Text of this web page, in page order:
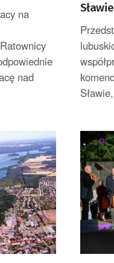
na
nad